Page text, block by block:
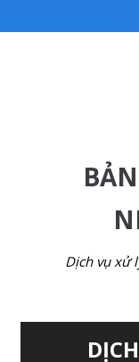
Dịch vụ xử